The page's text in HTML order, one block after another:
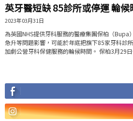
英牙醫短缺 85診所或停運 輪候
2023年03月31日
為英國NHS提供牙科服務的醫療集團保柏（Bupa
急升等問題影響，可能於年底把旗下85家牙科診
加劇公營牙科保健服務的輪候時間。 保柏3月29